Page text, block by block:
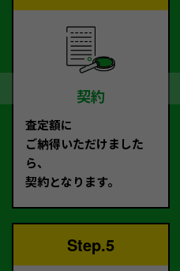
契約
査定額に
ご納得いただけました
ら、
契約となります。
Step.5